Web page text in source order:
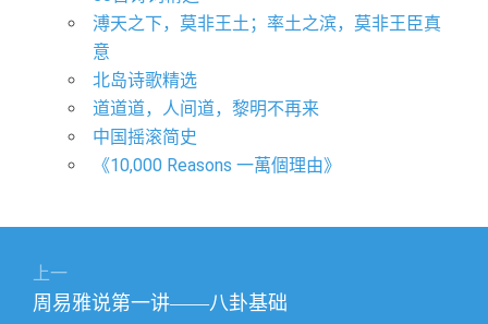
溥天之下，莫非王土；率土之滨，莫非王臣真
意
北岛诗歌精选
道道道，人间道，黎明不再来
中国摇滚简史
《10,000 Reasons 一萬個理由》
上一
上
周易雅说第一讲——八卦基础